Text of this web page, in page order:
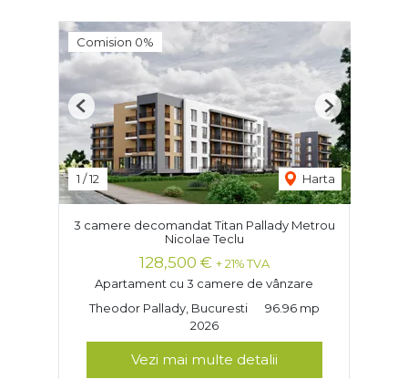
Comision 0%
1 /12 Harta
Previous Next
3 camere decomandat Titan Pallady Metrou
Nicolae Teclu
128,500 € + 21% TVA
Apartament cu 3 camere de vânzare
Theodor Pallady, Bucuresti
96.96 mp
2026
Vezi mai multe detalii